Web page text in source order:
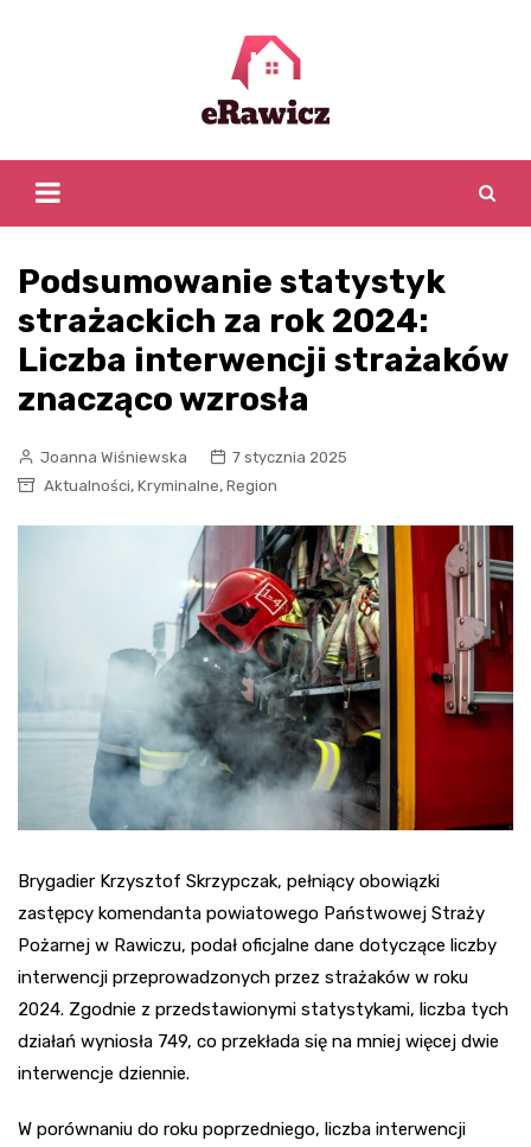
Podsumowanie statystyk
strażackich za rok 2024:
Liczba interwencji strażaków
znacząco wzrosła
Joanna Wiśniewska
7 stycznia 2025
Aktualności, Kryminalne, Region
Brygadier Krzysztof Skrzypczak, pełniący obowiązki
zastępcy komendanta powiatowego Państwowej Straży
Pożarnej w Rawiczu, podał oficjalne dane dotyczące liczby
interwencji przeprowadzonych przez strażaków w roku
2024. Zgodnie z przedstawionymi statystykami, liczba tych
działań wyniosła 749, co przekłada się na mniej więcej dwie
interwencje dziennie.
W porównaniu do roku poprzedniego, liczba interwencji